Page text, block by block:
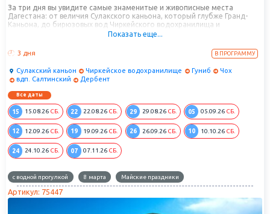
За три дня вы увидите самые знаменитые и живописные места
Дагестана: от величия Сулакского каньона, который глубже Гранд-
Каньона, до бирюзовых вод Чиркейского водохранилища и
динамичной прогулки на катере. Далее — путешествие в сердце
остановилось. Финал — легендарный Дербент: могучая Нарын-Кала и
священная Джума-мечеть, хранящая 1290-летнюю историю.
Показать еще...
3 дня В ПРОГРАММУ
Сулакский каньон Чиркейское водохранилище Гуниб
Чох
вдп. Салтинский
Дербент
Все даты
15 15.08.26 СБ. 22 22.08.26 СБ. 29 29.08.26 СБ. 05 05.09.26 СБ.
12 12.09.26 СБ. 19 19.09.26 СБ. 26 26.09.26 СБ. 10 10.10.26 СБ.
24 24.10.26 СБ. 07 07.11.26 СБ.
с водной прогулкой 8 марта Майские праздники
Артикул: 75447